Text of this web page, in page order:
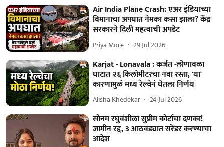
Air India Plane Crash: एअर इंडियाच्या
विमानाचा अपघात नेमका कसा झाला? केंद्र
सरकारने दिली महत्वाची अपडेट
Priya More 29 Jul 2026
Karjat - Lonavala : कर्जत -लोणावळा
घाटात २६ किलोमीटरचा नवा रस्ता, 'या'
कारणामुळं मध्य रेल्वेनं घेतला निर्णय
Alisha Khedekar 24 Jul 2026
सोनम रघुवंशीला सुप्रीम कोर्टाचा दणका!
जामीन रद्द, 3 आठवड्यात सरेंडर करण्याचा
आदेश